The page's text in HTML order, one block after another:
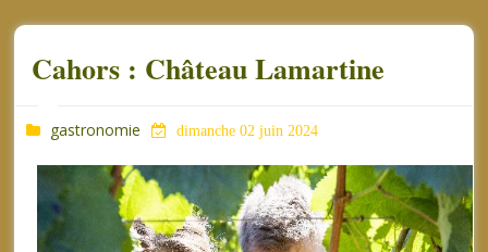
Cahors : Château Lamartine
gastronomie dimanche 02 juin 2024